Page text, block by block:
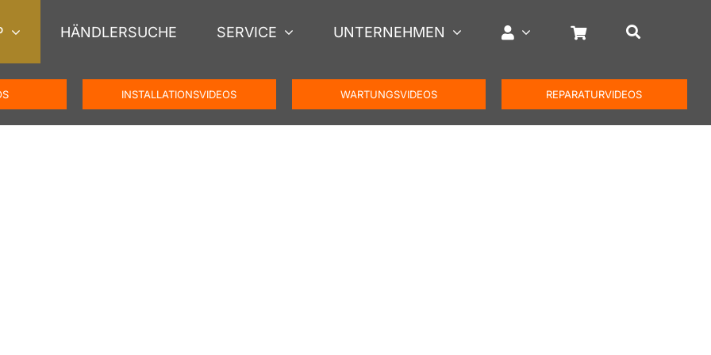
HÄNDLERSUCHE SERVICE UNTERNEHMEN
INSTALLATIONSVIDEOS WARTUNGSVIDEOS REPARATURVIDEOS